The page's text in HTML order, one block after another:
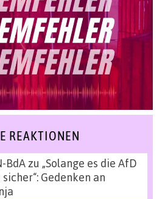
REAKTIONEN
BdAzu „Solange es die AfD
Gedenken an